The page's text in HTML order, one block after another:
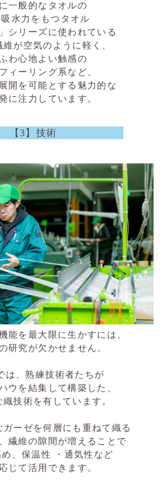
一般的なタオルの
水力をもつタオル
シリーズに使われている
が空気のように軽く、
わ心地よい触感の
ィーリング系など、
開を可能とする魅力的な
に注力しています。
【3】技術
能を最大限に生かすには、
研究が欠かせません。
は、熟練技術者たちが
ウを結集して構築した、
織技術を有しています。
ーゼを何層にも重ねて織る
繊維の隙間が増えることで
、保温性 ・通気性など
じて活用できます。